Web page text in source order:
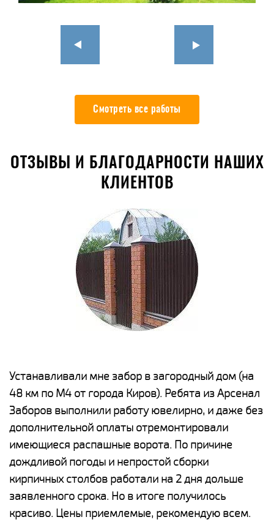
Смотреть все работы
ОТЗЫВЫ И БЛАГОДАРНОСТИ НАШИХ
КЛИЕНТОВ
Устанавливали мне забор в загородный дом (на
48 км по М4 от города Киров). Ребята из Арсенал
Заборов выполнили работу ювелирно, и даже без
дополнительной оплаты отремонтировали
имеющиеся распашные ворота. По причине
дождливой погоды и непростой сборки
кирпичных столбов работали на 2 дня дольше
заявленного срока. Но в итоге получилось
красиво. Цены приемлемые, рекомендую всем.